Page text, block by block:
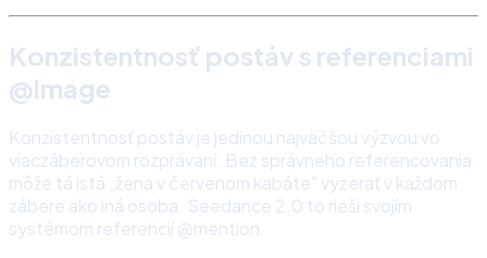
Konzistentnosť postáv s referenciami
@Image
Konzistentnosť postáv je jedinou najväčšou výzvou vo
viaczáberovom rozprávaní. Bez správneho referencovania
môže tá istá „žena v červenom kabáte" vyzerať v každom
zábere ako iná osoba. Seedance 2.0 to rieši svojím
systémom referencií @mention.